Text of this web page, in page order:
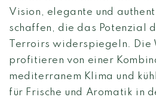
Vision, elegante und
schaffen, die das Potenzial
Terroirs widerspiegeln. Die
profitieren von einer
mediterranem Klima und
für Frische und Aromatik in